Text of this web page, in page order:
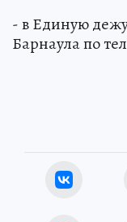
- в Единую
Барнаула по